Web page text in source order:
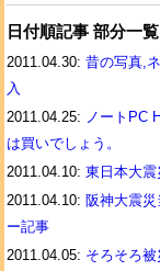
日付順記事 部分一覧
2011.04.30: 昔の写真,
入
2011.04.25: ノートPC
は買いでしょう。
2011.04.10: 東日本大震
2011.04.10: 阪神大震
ー記事
2011.04.05: そろそろ被